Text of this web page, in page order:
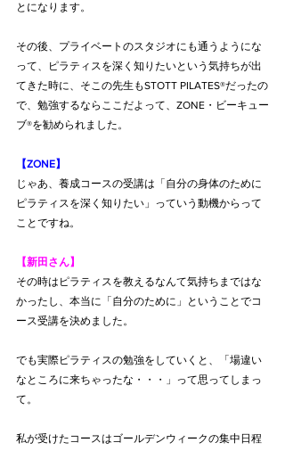
とになります。
その後、プライベートのスタジオにも通うようにな
って、ピラティスを深く知りたいという気持ちが出
てきた時に、そこの先生もSTOTT PILATES®だったの
で、勉強するならここだよって、ZONE・ビーキュー
ブ®を勧められました。
【ZONE】
じゃあ、養成コースの受講は「自分の身体のために
ピラティスを深く知りたい」っていう動機からって
ことですね。
【新田さん】
その時はピラティスを教えるなんて気持ちまではな
かったし、本当に「自分のために」ということでコ
ース受講を決めました。
でも実際ピラティスの勉強をしていくと、「場違い
なところに来ちゃったな・・・」って思ってしまっ
て。
私が受けたコースはゴールデンウィークの集中日程